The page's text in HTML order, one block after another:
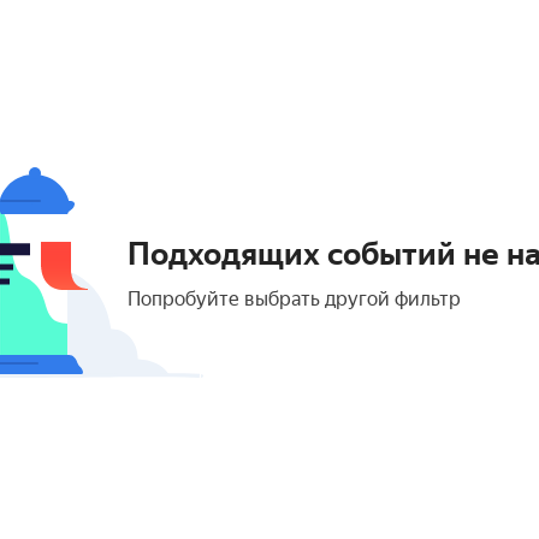
Подходящих событий не
Попробуйте выбрать другой фильтр